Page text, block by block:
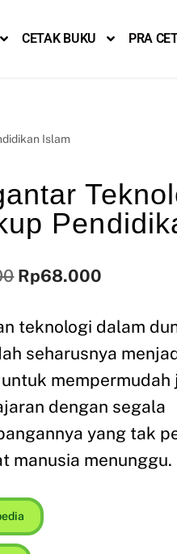
CETAK BUKU PRA
Islam
Rp68.000
teknologi dalam
seharusnya
mempermudah
dengan segala
yang tak
manusia menunggu.